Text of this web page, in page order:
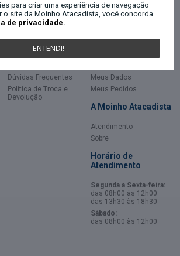
para criar uma experiência de navegação
o site da Moinho Atacadista, você concorda
de privacidade.
ENTENDI!
Dúvidas Frequentes
Política de Troca e
Devolução
Meus Dados
Meus Pedidos
A Moinho Atacadista
Atendimento
Sobre
Horário de
Atendimento
Segunda a Sexta-feira:
das 08h00 às 12h00
das 13h30 às 18h30
Sábado:
das 08h00 às 12h00